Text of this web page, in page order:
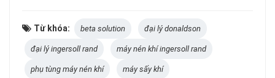
Từ khóa: beta solution đại lý donaldson
đại lý ingersoll rand máy nén khí ingersoll rand
phụ tùng máy nén khí máy sấy khí